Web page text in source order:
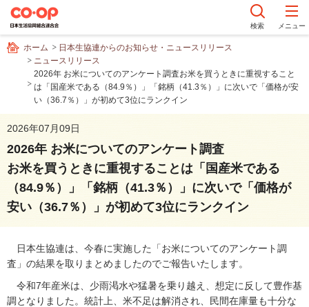
ジ
内
す
る
た
の
ン
サ
ト
検索 メニュー
ホーム
日本生協連からのお知らせ・ニュースリリース
ニュースリリース
2026年 お米についてのアンケート調査お米を買うときに重視すること
は「国産米である（84.9％）」「銘柄（41.3％）」に次いで「価格が安
い（36.7％）」が初めて3位にランクイン
2026年07月09日
2026年 お米についてのアンケート調査
お米を買うときに重視することは「国産米である
（84.9％）」「銘柄（41.3％）」に次いで「価格が
安い（36.7％）」が初めて3位にランクイン
日本生協連は、今春に実施した「お米についてのアンケート調
査」の結果を取りまとめましたのでご報告いたします。
令和7年産米は、少雨渇水や猛暑を乗り越え、想定に反して豊作基
調となりました。統計上、米不足は解消され、民間在庫量も十分な